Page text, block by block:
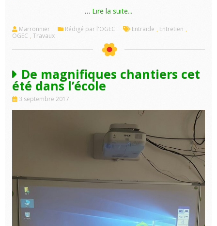
… Lire la suite...
Marronnier Rédigé par l'OGEC Entraide , Entretien ,
OGEC , Travaux
De magnifiques chantiers cet
été dans l’école
3 septembre 2017